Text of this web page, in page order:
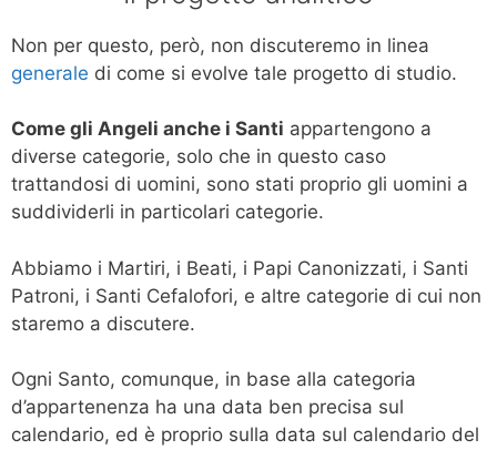
Non per questo, però, non discuteremo in linea
generale di come si evolve tale progetto di studio.
Come gli Angeli anche i Santi appartengono a
diverse categorie, solo che in questo caso
trattandosi di uomini, sono stati proprio gli uomini a
suddividerli in particolari categorie.
Abbiamo i Martiri, i Beati, i Papi Canonizzati, i Santi
Patroni, i Santi Cefalofori, e altre categorie di cui non
staremo a discutere.
Ogni Santo, comunque, in base alla categoria
d’appartenenza ha una data ben precisa sul
calendario, ed è proprio sulla data sul calendario del